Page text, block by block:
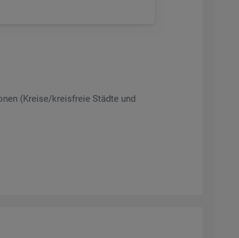
(Krei­se/kreis­freie Städ­te und